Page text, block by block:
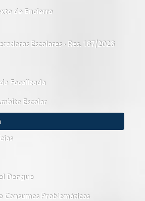
de Encierro
Escolares · Res. 167/2026
Focalizada
Escolar
Dengue
Consumos Problemáticos